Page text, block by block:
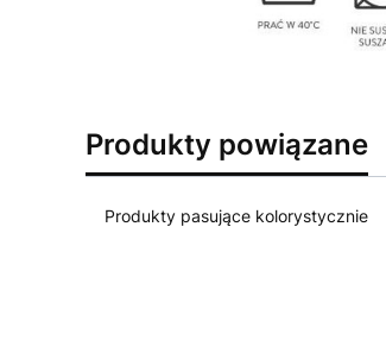
Produkty powiązane
Produkty pasujące kolorystycznie